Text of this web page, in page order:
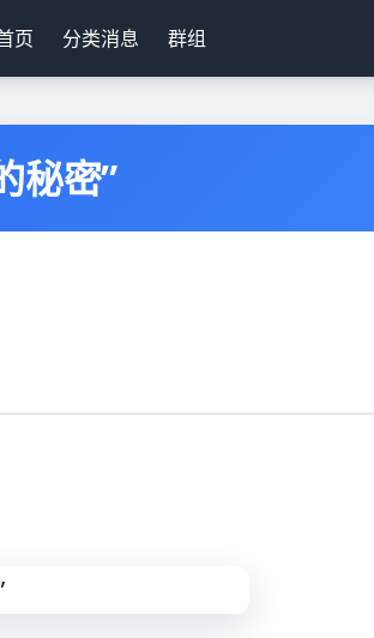
页 分类消息 群组
秘密”